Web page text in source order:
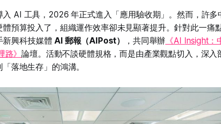
AI 工具，2026 年正式進入「應用驗收期」。然而，許多
預算投入了，組織運作效率卻未見顯著提升。針對此一痛
新興科技媒體AI 郵報（AIPost） ，共同舉辦 《AI Insight：
路》論壇。活動不談硬體規格，而是由產業觀點切入，深入
落地生存」的鴻溝。